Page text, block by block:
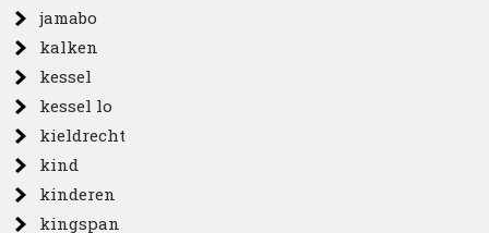
jamabo
kalken
kessel
kessel lo
kieldrecht
kind
kinderen
kingspan